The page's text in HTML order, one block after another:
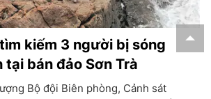
kiếm 3 người bị sóng
bán đảo Sơn Trà
Bộ đội Biên phòng, Cảnh sát